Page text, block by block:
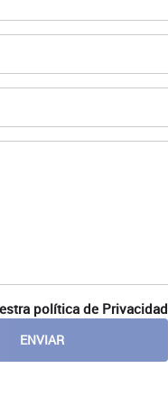
política de Privacidad